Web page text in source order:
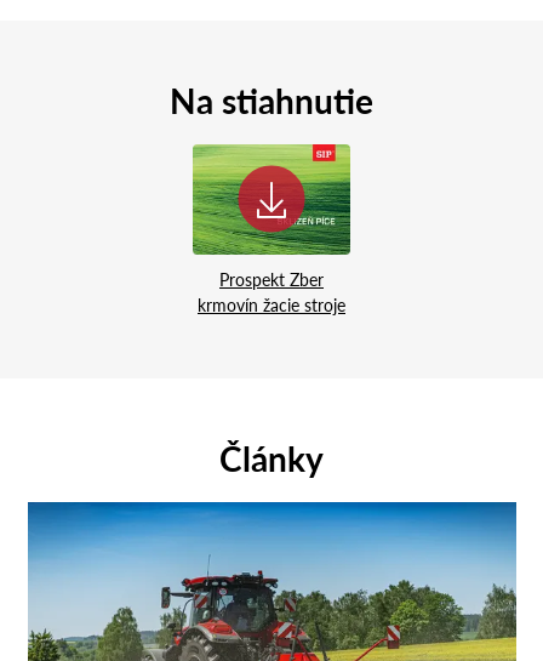
Na stiahnutie
Prospekt Zber
krmovín žacie stroje
Články